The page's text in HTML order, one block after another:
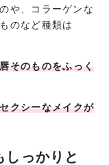
や、コラーゲンな
のなど種類は
唇そのものをふっく
セクシーなメイクが
しっかりと